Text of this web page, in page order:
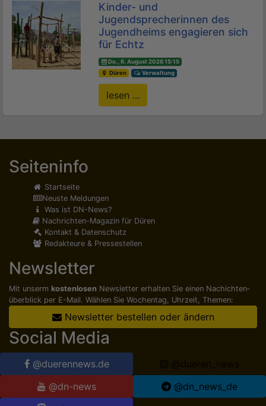
Kinder- und
Jugendsprecherinnen des
Jugendheims engagieren sich
für Echtz
Do., 6. August 2026 15:15
Düren
Verwaltung
lesen ...
Seiteninfo
Startseite
Neuste Meldungen
Was ist DN-News?
Nachrichten-Magazin für Düren
Kontakt & Datenschutz
Redakteure & Pressestellen
Newsletter
Mit unserm kostenlosen Newsletter erhalten Sie einen Nachichten­
überblick per E-Mail. Wählen Sie Wochentag, Uhrzeit, Themen:
Newsletter bestellen oder ändern
Social Media
@duerennews.de
@dn-news
@dn_news_de